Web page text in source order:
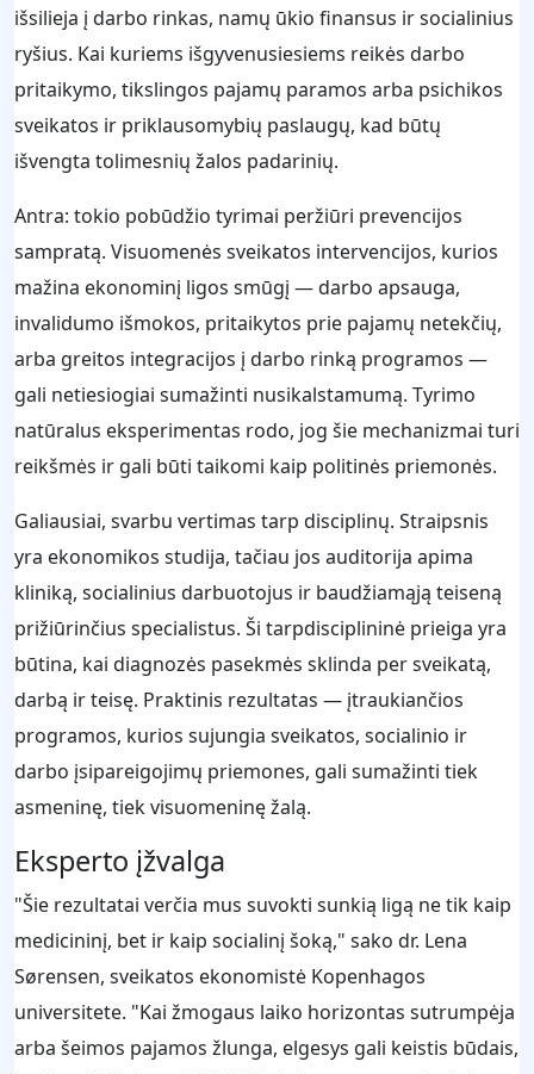
išsilieja į darbo rinkas, namų ūkio finansus ir socialinius
ryšius. Kai kuriems išgyvenusiesiems reikės darbo
pritaikymo, tikslingos pajamų paramos arba psichikos
sveikatos ir priklausomybių paslaugų, kad būtų
išvengta tolimesnių žalos padarinių.
Antra: tokio pobūdžio tyrimai peržiūri prevencijos
sampratą. Visuomenės sveikatos intervencijos, kurios
mažina ekonominį ligos smūgį — darbo apsauga,
invalidumo išmokos, pritaikytos prie pajamų netekčių,
arba greitos integracijos į darbo rinką programos —
gali netiesiogiai sumažinti nusikalstamumą. Tyrimo
natūralus eksperimentas rodo, jog šie mechanizmai turi
reikšmės ir gali būti taikomi kaip politinės priemonės.
Galiausiai, svarbu vertimas tarp disciplinų. Straipsnis
yra ekonomikos studija, tačiau jos auditorija apima
kliniką, socialinius darbuotojus ir baudžiamąją teiseną
prižiūrinčius specialistus. Ši tarpdisciplininė prieiga yra
būtina, kai diagnozės pasekmės sklinda per sveikatą,
darbą ir teisę. Praktinis rezultatas — įtraukiančios
programos, kurios sujungia sveikatos, socialinio ir
darbo įsipareigojimų priemones, gali sumažinti tiek
asmeninę, tiek visuomeninę žalą.
Eksperto įžvalga
"Šie rezultatai verčia mus suvokti sunkią ligą ne tik kaip
medicininį, bet ir kaip socialinį šoką," sako dr. Lena
Sørensen, sveikatos ekonomistė Kopenhagos
universitete. "Kai žmogaus laiko horizontas sutrumpėja
arba šeimos pajamos žlunga, elgesys gali keistis būdais,